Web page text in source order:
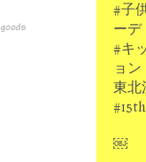
#子
ー
#キ
ョ
東
￼